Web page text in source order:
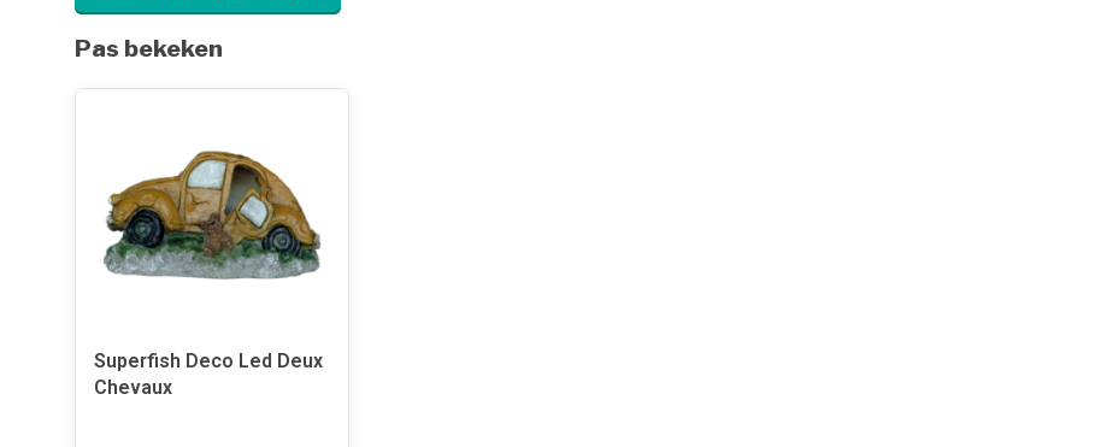
Pas bekeken
Superfish Deco Led Deux
Chevaux